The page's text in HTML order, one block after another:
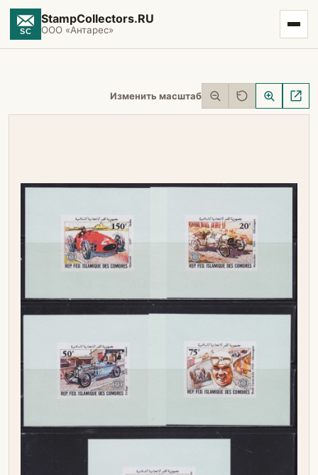
StampCollectors.RU
ООО «Антарес»
Изменить масштаб